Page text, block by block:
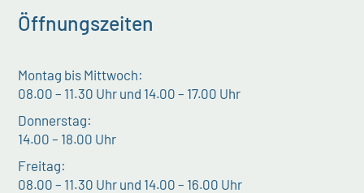
Öffnungszeiten
Montag bis Mittwoch:
08.00 – 11.30 Uhr und 14.00 – 17.00 Uhr
Donnerstag:
14.00 – 18.00 Uhr
Freitag:
08.00 – 11.30 Uhr und 14.00 – 16.00 Uhr